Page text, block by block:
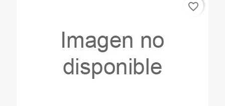
favorite_border